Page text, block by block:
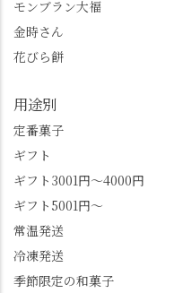
の機会に会員登録もし
てみてね。 みなさんは
この中で気になったも
すめ品ばかりです。よ
かったらぜひこの機会
北川🍡 住所 長岡京市う
ぐいす台1-3 TEL 075-
954-0400 営業時間 10:00
@mizuha_kitagawa #セン
ス長岡京 #SENSE長岡
モンブラン大福
金時さん
花びら餅
用途別
定番菓子
ギフト
ギフト3001円～4000円
ギフト5001円～
常温発送
冷凍発送
季節限定の和菓子